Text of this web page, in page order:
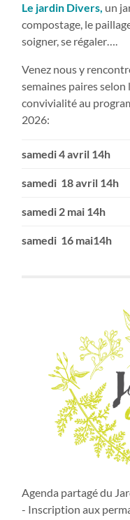
Le jardin Divers, un
compostage, le
soigner, se régaler….
Venez nous y
semaines paires selon
convivialité au
2026:
samedi 4 avril 14h
samedi 18 avril 14h
samedi 2 mai 14h
samedi 16 mai14h
Agenda partagé du
- Inscription aux